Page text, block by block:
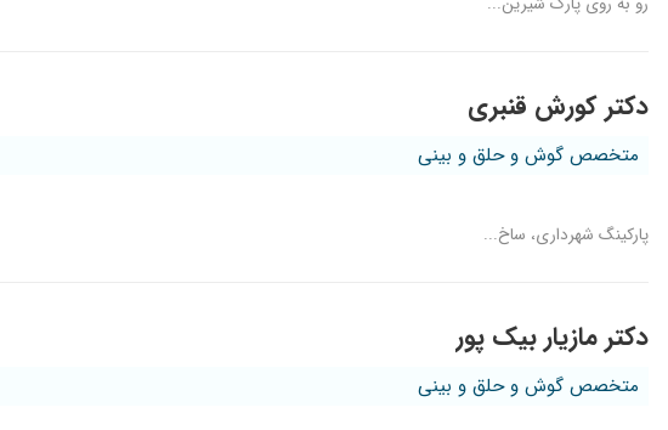
دکتر کورش قنبری
متخصص گوش و حلق و بینی
پارکینگ شهرداری، ساخ...
دکتر مازیار بیک پور
متخصص گوش و حلق و بینی